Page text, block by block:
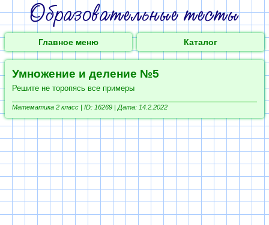
Главное меню Каталог
Умножение и деление №5
Решите не торопясь все примеры
Математика 2 класс | ID: 16269 | Дата: 14.2.2022